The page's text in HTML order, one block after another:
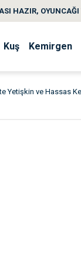
HAZIR, OYUNCAĞI
Kuş Kemirgen
Yetişkin ve Hassas